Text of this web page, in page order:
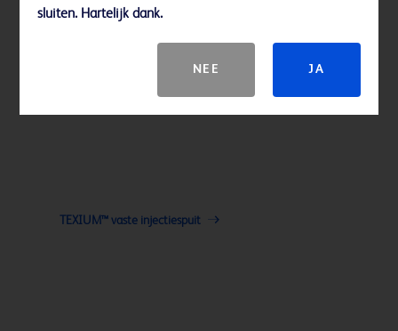
TEXIUM™ vaste injectiespuit
sluiten. Hartelijk dank.
NEE JA